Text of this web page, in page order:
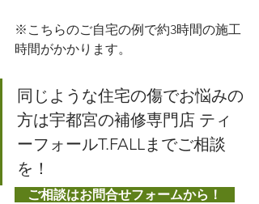
※こちらのご自宅の例で約3時間の施工
時間がかかります。
同じような住宅の傷でお悩みの
方は宇都宮の補修専門店 ティ
ーフォールT.FALLまでご相談
を！
ご相談はお問合せフォームから！